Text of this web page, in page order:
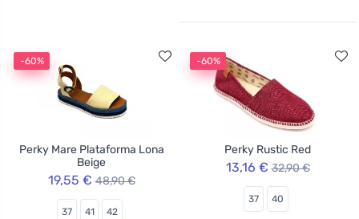
-60%
Perky Mare Plataforma Lona
Beige
19,55 € 48,90 €
37 41 42
-60%
Perky Rustic Red
13,16 € 32,90 €
37 40